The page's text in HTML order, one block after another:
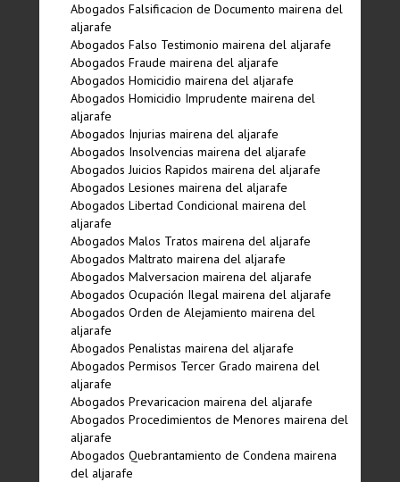
Abogados Falsificacion de Documento mairena del
aljarafe
Abogados Falso Testimonio mairena del aljarafe
Abogados Fraude mairena del aljarafe
Abogados Homicidio mairena del aljarafe
Abogados Homicidio Imprudente mairena del
aljarafe
Abogados Injurias mairena del aljarafe
Abogados Insolvencias mairena del aljarafe
Abogados Juicios Rapidos mairena del aljarafe
Abogados Lesiones mairena del aljarafe
Abogados Libertad Condicional mairena del
aljarafe
Abogados Malos Tratos mairena del aljarafe
Abogados Maltrato mairena del aljarafe
Abogados Malversacion mairena del aljarafe
Abogados Ocupación Ilegal mairena del aljarafe
Abogados Orden de Alejamiento mairena del
aljarafe
Abogados Penalistas mairena del aljarafe
Abogados Permisos Tercer Grado mairena del
aljarafe
Abogados Prevaricacion mairena del aljarafe
Abogados Procedimientos de Menores mairena del
aljarafe
Abogados Quebrantamiento de Condena mairena
del aljarafe